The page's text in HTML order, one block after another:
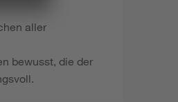
aller
bewusst, die der